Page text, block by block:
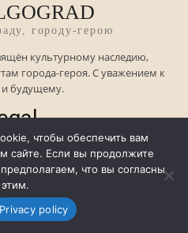
городу-герою
культурному наследию,
города-героя. С уважением к
и будущему.
Policy
чтобы обеспечить вам
сайте. Если вы продолжите
что вы согласны
Privacy policy